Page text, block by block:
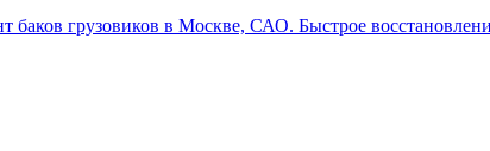
грузовиков в Москве, САО. Быстрое